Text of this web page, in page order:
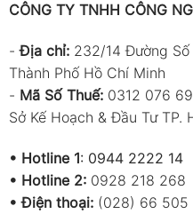
CÔNG TY TNHH CÔNG
-Địa chỉ: 232/14 Đường
Thành Phố Hồ Chí Minh
- Mã Số Thuế: 0312 076
Sở Kế Hoạch & Đầu Tư TP.
• Hotline 1: 0944 2222 14
• Hotline 2: 0928 218 268
• Điện thoại: (028) 66 505